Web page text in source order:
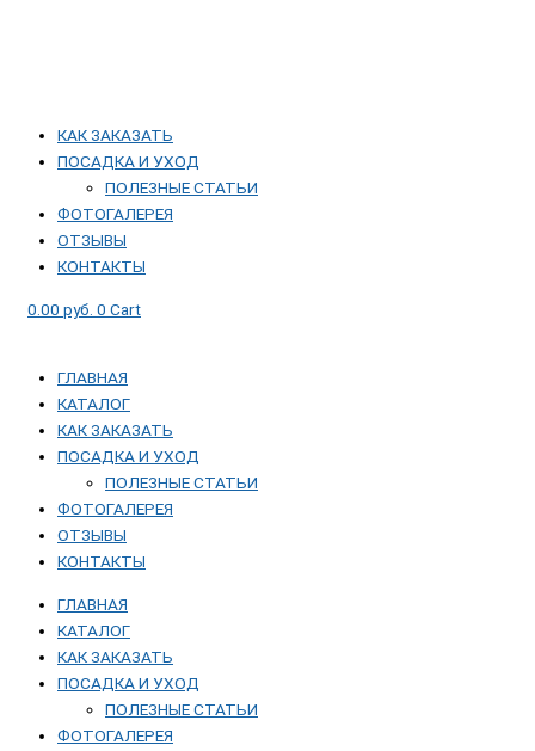
КАК ЗАКАЗАТЬ
ПОСАДКА И УХОД
ПОЛЕЗНЫЕ СТАТЬИ
ФОТОГАЛЕРЕЯ
ОТЗЫВЫ
КОНТАКТЫ
0.00 руб. 0 Cart
ГЛАВНАЯ
КАТАЛОГ
КАК ЗАКАЗАТЬ
ПОСАДКА И УХОД
ПОЛЕЗНЫЕ СТАТЬИ
ФОТОГАЛЕРЕЯ
ОТЗЫВЫ
КОНТАКТЫ
ГЛАВНАЯ
КАТАЛОГ
КАК ЗАКАЗАТЬ
ПОСАДКА И УХОД
ПОЛЕЗНЫЕ СТАТЬИ
ФОТОГАЛЕРЕЯ